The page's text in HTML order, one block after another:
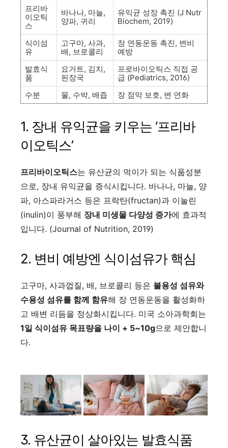
프리바
이오틱
스
바나나, 마늘,
양파, 귀리
유익균 성장 촉진 (J Nutr
Biochem, 2019)
식이섬
유
고구마, 사과,
배, 브로콜리
장 연동운동 촉진, 변비
예방
발효식
품
요거트, 김치,
된장국
프로바이오틱스 직접 공
급 (Pediatrics, 2016)
수분
물, 수박, 배즙 장 점막 보호, 변 연화
1. 장내 유익균을 키우는 ‘프리바
이오틱스’
프리바이오틱스는 유산균의 먹이가 되는 식품성분
으로, 장내 유익균을 증식시킵니다. 바나나, 마늘, 양
파, 아스파라거스 등은 프락탄(fructan)과 이눌린
(inulin)이 풍부해 장내 미생물 다양성 증가에 효과적
입니다. (Journal of Nutrition, 2019)
2. 변비 예방엔 식이섬유가 핵심
고구마, 사과껍질, 배, 브로콜리 등은 불용성 섬유와
수용성 섬유를 함께 함유해 장 연동운동을 활성화하
고 배변 리듬을 정상화시킵니다. 미국 소아과학회는
1일 식이섬유 목표량을 나이 + 5~10g으로 제안합니
다.
3. 유산균이 살아있는 발효식품